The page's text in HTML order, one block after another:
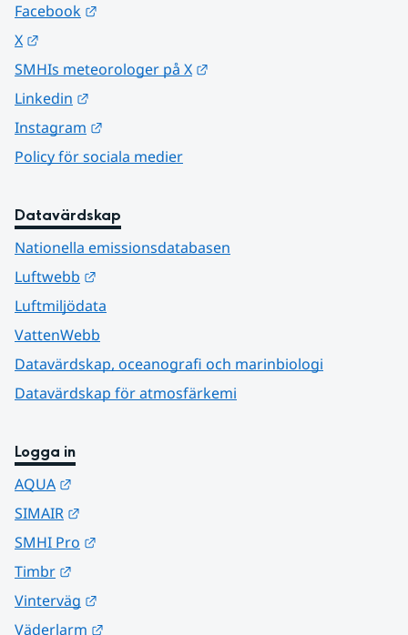
Facebook
X
SMHIs meteorologer på X
Linkedin
Instagram
Policy för sociala medier
Datavärdskap
Nationella emissionsdatabasen
Luftwebb
Luftmiljödata
VattenWebb
Datavärdskap, oceanografi och marinbiologi
Datavärdskap för atmosfärkemi
Logga in
AQUA
SIMAIR
SMHI Pro
Timbr
Vinterväg
Väderlarm